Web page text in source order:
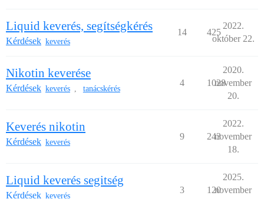
Liquid keverés, segítségkérés
Kérdések keverés
14 425
2022.
október 22.
Nikotin keverése
Kérdések keverés , tanácskérés
4 1028
2020.
november
20.
Keverés nikotin
Kérdések keverés
9 243
2022.
november
18.
Liquid keverés segitség
Kérdések keverés
3 120
2025.
november